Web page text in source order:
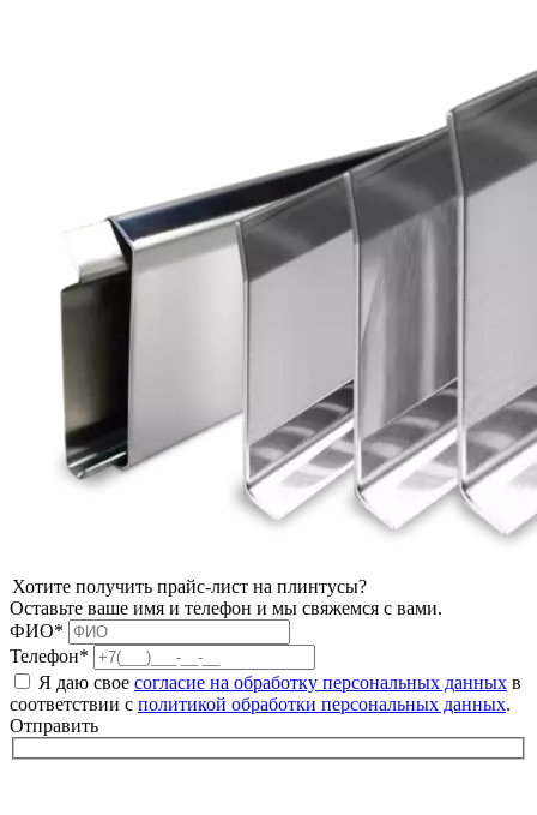
Хотите получить прайс-лист на плинтусы?
Оставьте ваше имя и телефон и мы свяжемся с вами.
ФИО*
Телефон*
Я даю свое согласие на обработку персональных данных в
соответствии с политикой обработки персональных данных.
Отправить